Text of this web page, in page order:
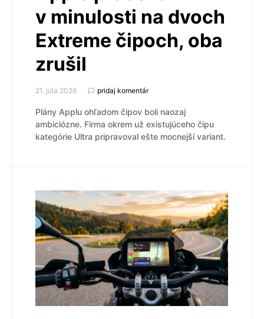
v minulosti na dvoch
Extreme čipoch, oba
zrušil
21. júla 2026 pridaj komentár
Plány Applu ohľadom čipov boli naozaj
ambiciózne. Firma okrem už existujúceho čipu
kategórie Ultra pripravoval ešte mocnejší variant.